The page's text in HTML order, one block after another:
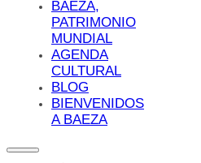
BAEZA,
PATRIMONIO
MUNDIAL
AGENDA
CULTURAL
BLOG
BIENVENIDOS
A BAEZA